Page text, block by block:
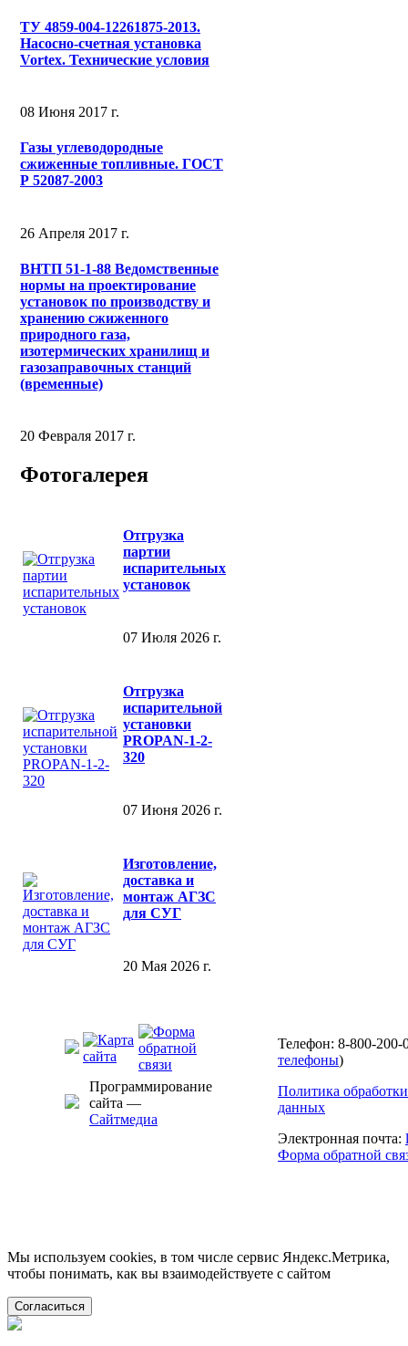
ТУ 4859-004-12261875-2013.
Насосно-счетная установка
Vortex. Технические условия
08 Июня 2017 г.
Газы углеводородные
сжиженные топливные. ГОСТ
Р 52087-2003
26 Апреля 2017 г.
ВНТП 51-1-88 Ведомственные
нормы на проектирование
установок по производству и
хранению сжиженного
природного газа,
изотермических хранилищ и
газозаправочных станций
(временные)
20 Февраля 2017 г.
Фотогалерея
Отгрузка
партии
испарительных
установок
07 Июля 2026 г.
Отгрузка
испарительной
установки
PROPAN-1-2-
320
07 Июня 2026 г.
Изготовление,
доставка и
монтаж АГЗС
для СУГ
20 Мая 2026 г.
Программирование
сайта —
Сайтмедиа
Телефон: 8-800-200-
телефоны)
Политика
данных
Электронная почта:
Форма обратной
Мы используем cookies, в том числе сервис Яндекс.Метрика,
чтобы понимать, как вы взаимодействуете с сайтом
Согласиться